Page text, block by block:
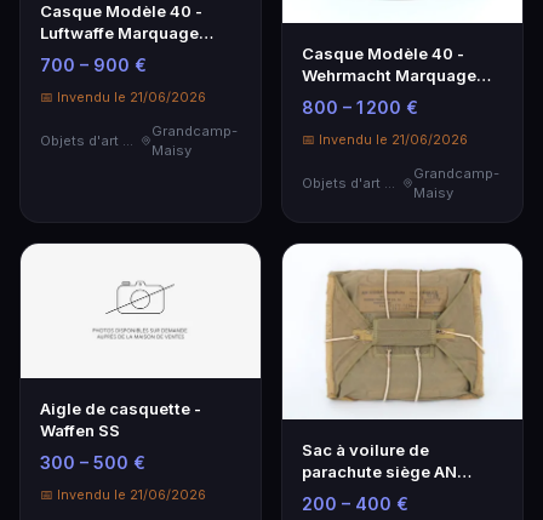
Casque Modèle 40 -
Luftwaffe Marquage
fabricant illisible.
700 – 900 €
📅 Invendu le 21/06/2026
Objets d'art & Curiosités
Grandcamp-
Maisy
Casque Modèle 40 -
Wehrmacht Marquage
fabricant illisible. N…
800 – 1 200 €
📅 Invendu le 21/06/2026
Grandcamp-
Maisy
Aigle de casquette -
Waffen SS
300 – 500 €
📅 Invendu le 21/06/2026
Sac à voilure de
parachute siège AN
6510-1 - USAAF
200 – 400 €